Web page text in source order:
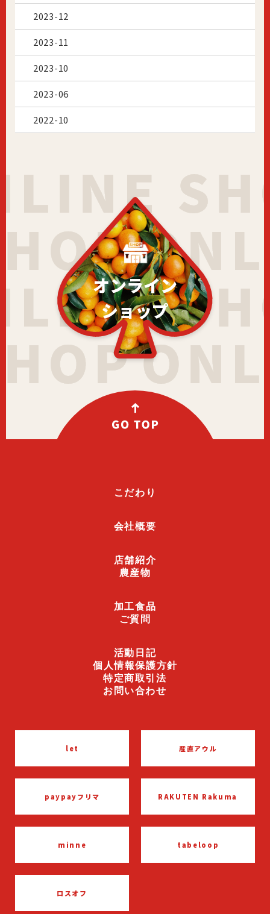
2023-12
2023-11
2023-10
2023-06
2022-10
オンライン
ショップ
こだわり
会社概要
店舗紹介
農産物
加工食品
ご質問
活動日記
個人情報保護方針
特定商取引法
お問い合わせ
let 産直アウル
paypayフリマ RAKUTEN Rakuma
minne tabeloop
ロスオフ